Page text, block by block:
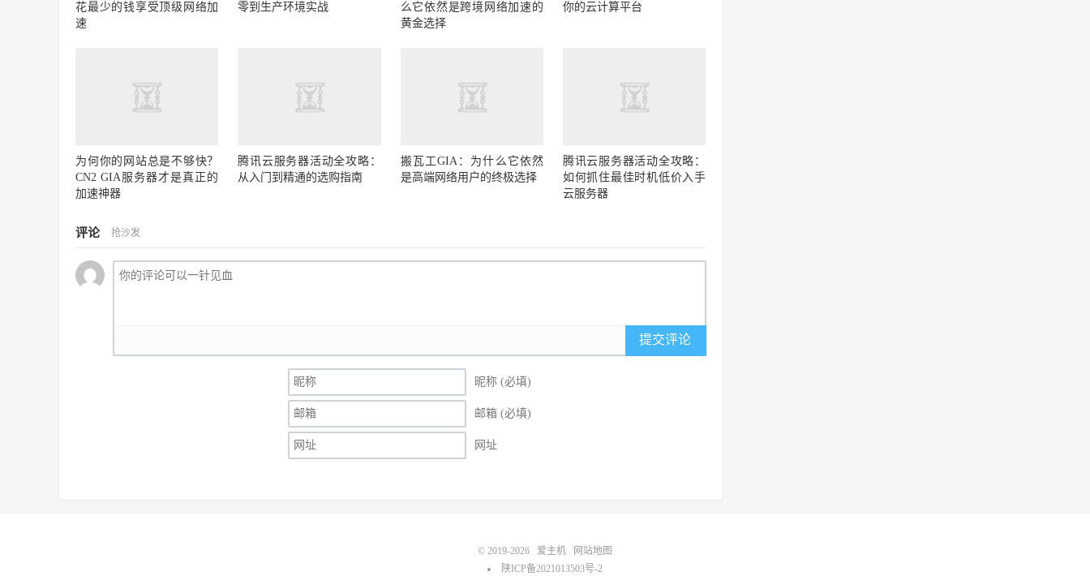
花最少的钱享受顶级网络加
速
零到生产环境实战
么它依然是跨境网络加速的
黄金选择
你的云计算平台
为何你的网站总是不够快？
CN2 GIA服务器才是真正的
加速神器
腾讯云服务器活动全攻略：
从入门到精通的选购指南
搬瓦工GIA：为什么它依然
是高端网络用户的终极选择
腾讯云服务器活动全攻略：
如何抓住最佳时机低价入手
云服务器
评论 抢沙发
提交评论
昵称 (必填)
邮箱 (必填)
网址
© 2019-2026 爱主机
网站地图
陕ICP备2021013503号-2